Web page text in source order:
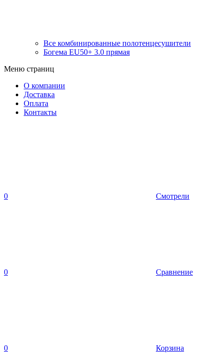
Все комбинированные полотенцесушители
Богема EU50+ 3.0 прямая
Меню страниц
О компании
Доставка
Оплата
Контакты
0 Смотрели
0 Сравнение
0 Корзина